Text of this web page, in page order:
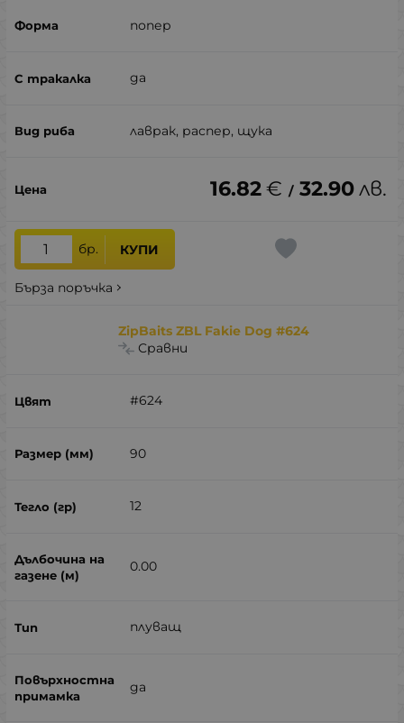
попер
да
лаврак, распер, щука
16.82€ / 32.90лв.
бр. КУПИ
Бърза поръчка
ZipBaits ZBL Fakie Dog #624
Сравни
#624
90
12
0.00
плуващ
да